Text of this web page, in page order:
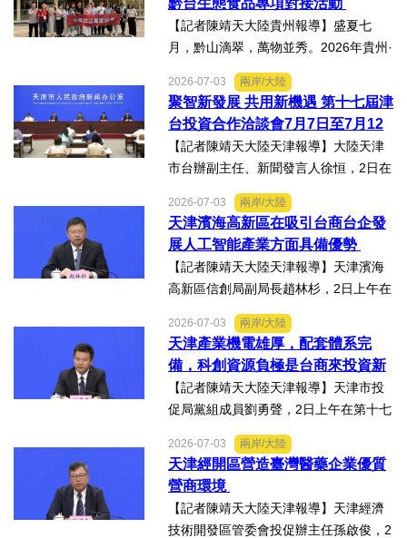
能產業對接會，旨在搭建兩...
【記者陳靖天大陸貴州報導】盛夏七
月，黔山滴翠，萬物並秀。2026年貴州·
品專項對接活動」於7月13日至16日舉
行。近30名台商代表跨海而來，踏訪貴
州生態食品產業一線，...
2026-07-03 兩岸/大陸
聚智新發展 共用新機遇 第十七屆津
台投資合作洽談會7月7日至7月12
日在天津舉辦
【記者陳靖天大陸天津報導】大陸天津
市台辦副主任、新聞發言人徐恒，2日在
會上表示，津台投資合作洽談會，從200
8年至今已成功舉辦16屆，津台會已成為
兩岸重要的經貿交流合...
2026-07-03 兩岸/大陸
天津濱海高新區在吸引台商台企發
展人工智能產業方面具備優勢
【記者陳靖天大陸天津報導】天津濱海
高新區信創局副局長趙林杉，2日上午在
會上，針對吸引臺商臺企來津發展人工
智能產業方面具備優勢表示，高新區作
為國家自主創新示範區，也...
2026-07-03 兩岸/大陸
天津產業機電雄厚，配套體系完
備，科創資源負極是台商來投資新
業的理想沃土
【記者陳靖天大陸天津報導】天津市投
促局黨組成員劉勇聲，2日上午在第十七
答記者提問關於天津在產業發展方面有
哪些突出優勢，目前台資企業在天津的
融合情況，未來還有哪些...
2026-07-03 兩岸/大陸
天津經開區營造臺灣醫藥企業優質
營商環境
【記者陳靖天大陸天津報導】天津經濟
技術開發區管委會投促辦主任孫啟俊，2